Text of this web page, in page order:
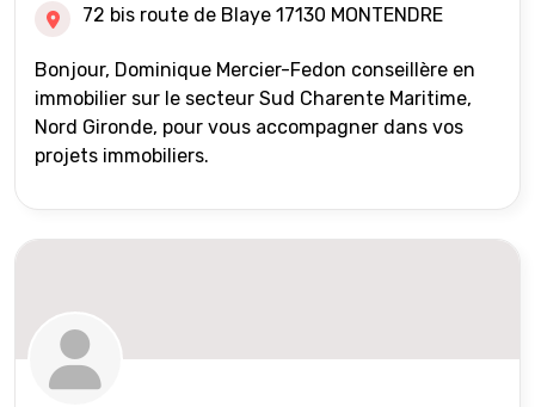
72 bis route de Blaye 17130 MONTENDRE
Bonjour, Dominique Mercier-Fedon conseillère en
immobilier sur le secteur Sud Charente Maritime,
Nord Gironde, pour vous accompagner dans vos
projets immobiliers.